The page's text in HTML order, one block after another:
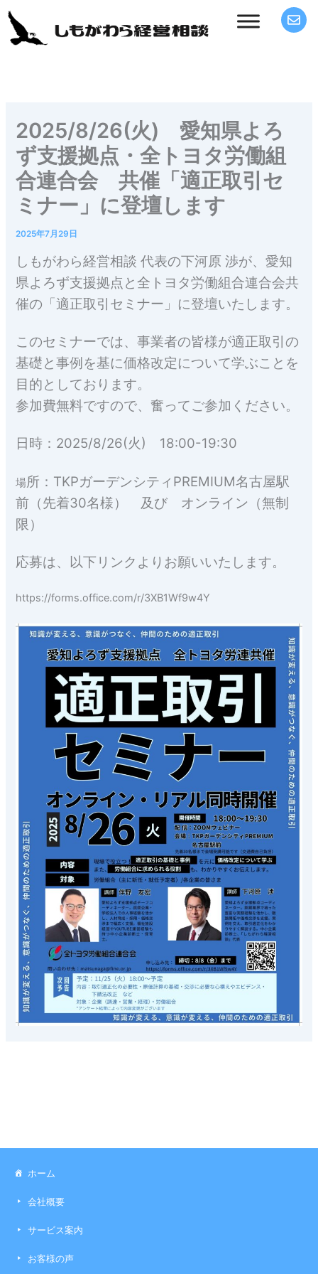
内
2025/8/26(火) 愛知県よろ
ず支援拠点・全トヨタ労働組
合連合会 共催「適正取引セ
ミナー」に登壇します
2025年7月29日
しもがわら経営相談 代表の下河原 渉が、愛知
県よろず支援拠点と全トヨタ労働組合連合会共
催の「適正取引セミナー」に登壇いたします。
このセミナーでは、事業者の皆様が適正取引の
基礎と事例を基に価格改定について学ぶことを
目的としております。
参加費無料ですので、奮ってご参加ください。
日時：2025/8/26(火) 18:00-19:30
場所：TKPガーデンシティPREMIUM名古屋駅
前（先着30名様） 及び オンライン（無制
限）
応募は、以下リンクよりお願いいたします。
https://forms.office.com/r/3XB1Wf9w4Y
ホーム
会社概要
サービス案内
お客様の声